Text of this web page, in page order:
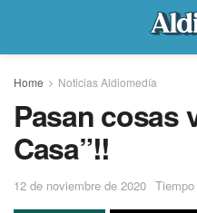
Home Noticias Aldiomedía
Pasan cosas
Casa”!!
12 de noviembre de 2020